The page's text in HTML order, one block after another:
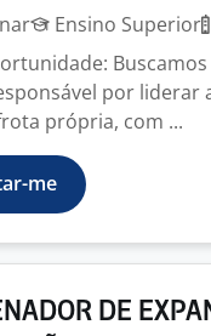
Ensino Superior
por liderar
própria, com ...
me
DE